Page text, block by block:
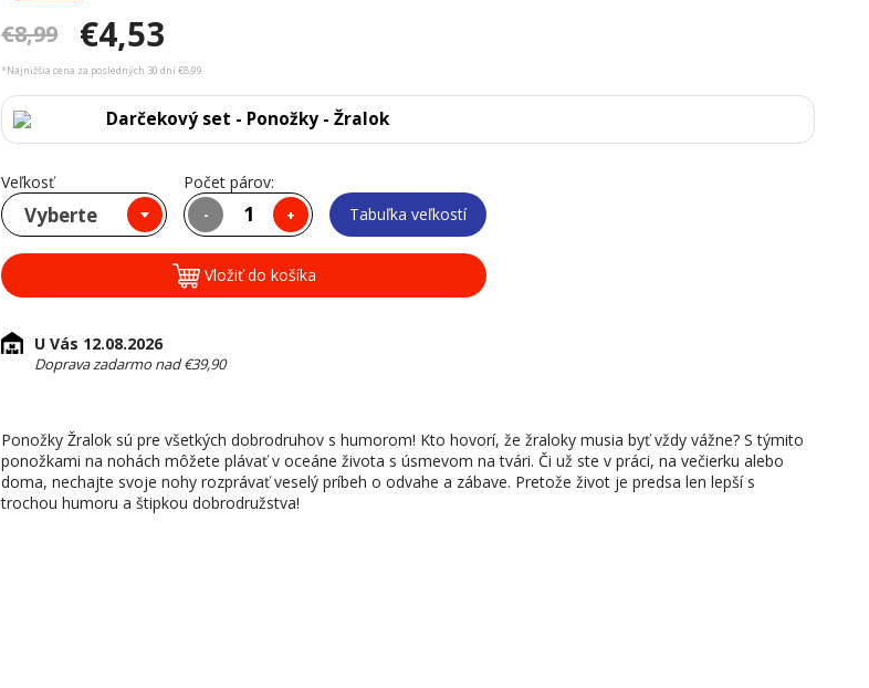
€8,99 €4,53
*Najnižšia cena za posledných 30 dní €8,99
Darčekový set - Ponožky - Žralok
Veľkosť
Vyberte
Počet párov:
- + Tabuľka veľkostí
Vložiť do košíka
U Vás 12.08.2026
Doprava zadarmo nad €39,90
Ponožky Žralok sú pre všetkých dobrodruhov s humorom! Kto hovorí, že žraloky musia byť vždy vážne? S týmito
ponožkami na nohách môžete plávať v oceáne života s úsmevom na tvári. Či už ste v práci, na večierku alebo
doma, nechajte svoje nohy rozprávať veselý príbeh o odvahe a zábave. Pretože život je predsa len lepší s
trochou humoru a štipkou dobrodružstva!